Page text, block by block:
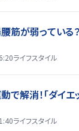
筋が弱っている
ライフスタイル
で解消！「ダイエ
ライフスタイル